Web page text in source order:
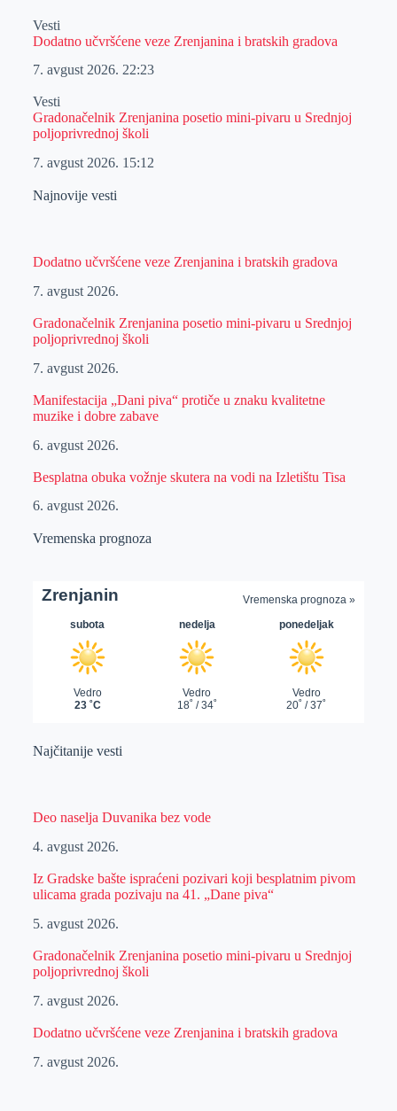
Vesti
Dodatno učvršćene veze Zrenjanina i bratskih gradova
7. avgust 2026. 22:23
Vesti
Gradonačelnik Zrenjanina posetio mini-pivaru u Srednjoj
poljoprivrednoj školi
7. avgust 2026. 15:12
Najnovije vesti
Dodatno učvršćene veze Zrenjanina i bratskih gradova
7. avgust 2026.
Gradonačelnik Zrenjanina posetio mini-pivaru u Srednjoj
poljoprivrednoj školi
7. avgust 2026.
Manifestacija „Dani piva“ protiče u znaku kvalitetne
muzike i dobre zabave
6. avgust 2026.
Besplatna obuka vožnje skutera na vodi na Izletištu Tisa
6. avgust 2026.
Vremenska prognoza
Najčitanije vesti
Deo naselja Duvanika bez vode
4. avgust 2026.
Iz Gradske bašte ispraćeni pozivari koji besplatnim pivom
ulicama grada pozivaju na 41. „Dane piva“
5. avgust 2026.
Gradonačelnik Zrenjanina posetio mini-pivaru u Srednjoj
poljoprivrednoj školi
7. avgust 2026.
Dodatno učvršćene veze Zrenjanina i bratskih gradova
7. avgust 2026.